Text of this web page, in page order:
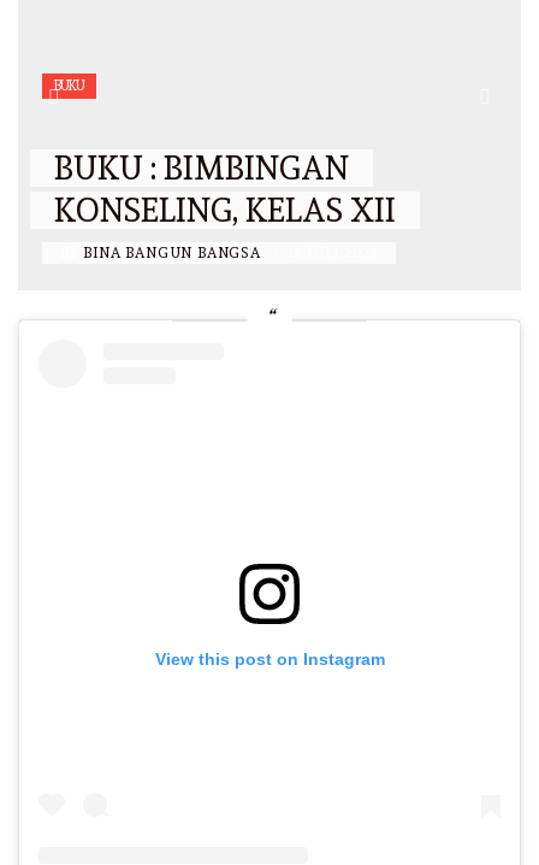
BUKU
BUKU : BIMBINGAN
KONSELING, KELAS XII
BINA BANGUN BANGSA
View this post on Instagram